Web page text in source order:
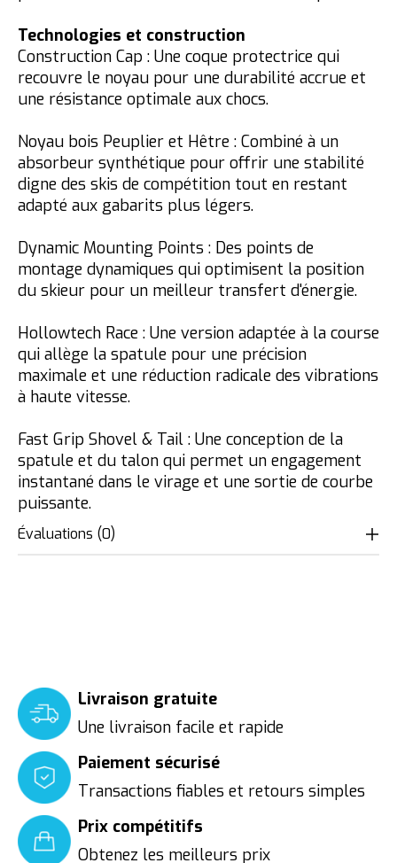
Technologies et construction
Construction Cap : Une coque protectrice qui
recouvre le noyau pour une durabilité accrue et
une résistance optimale aux chocs.
Noyau bois Peuplier et Hêtre : Combiné à un
absorbeur synthétique pour offrir une stabilité
digne des skis de compétition tout en restant
adapté aux gabarits plus légers.
Dynamic Mounting Points : Des points de
montage dynamiques qui optimisent la position
du skieur pour un meilleur transfert d'énergie.
Hollowtech Race : Une version adaptée à la course
qui allège la spatule pour une précision
maximale et une réduction radicale des vibrations
à haute vitesse.
Fast Grip Shovel & Tail : Une conception de la
spatule et du talon qui permet un engagement
instantané dans le virage et une sortie de courbe
puissante.
Évaluations (0)
Livraison gratuite
Une livraison facile et rapide
Paiement sécurisé
Transactions fiables et retours simples
Prix compétitifs
Obtenez les meilleurs prix